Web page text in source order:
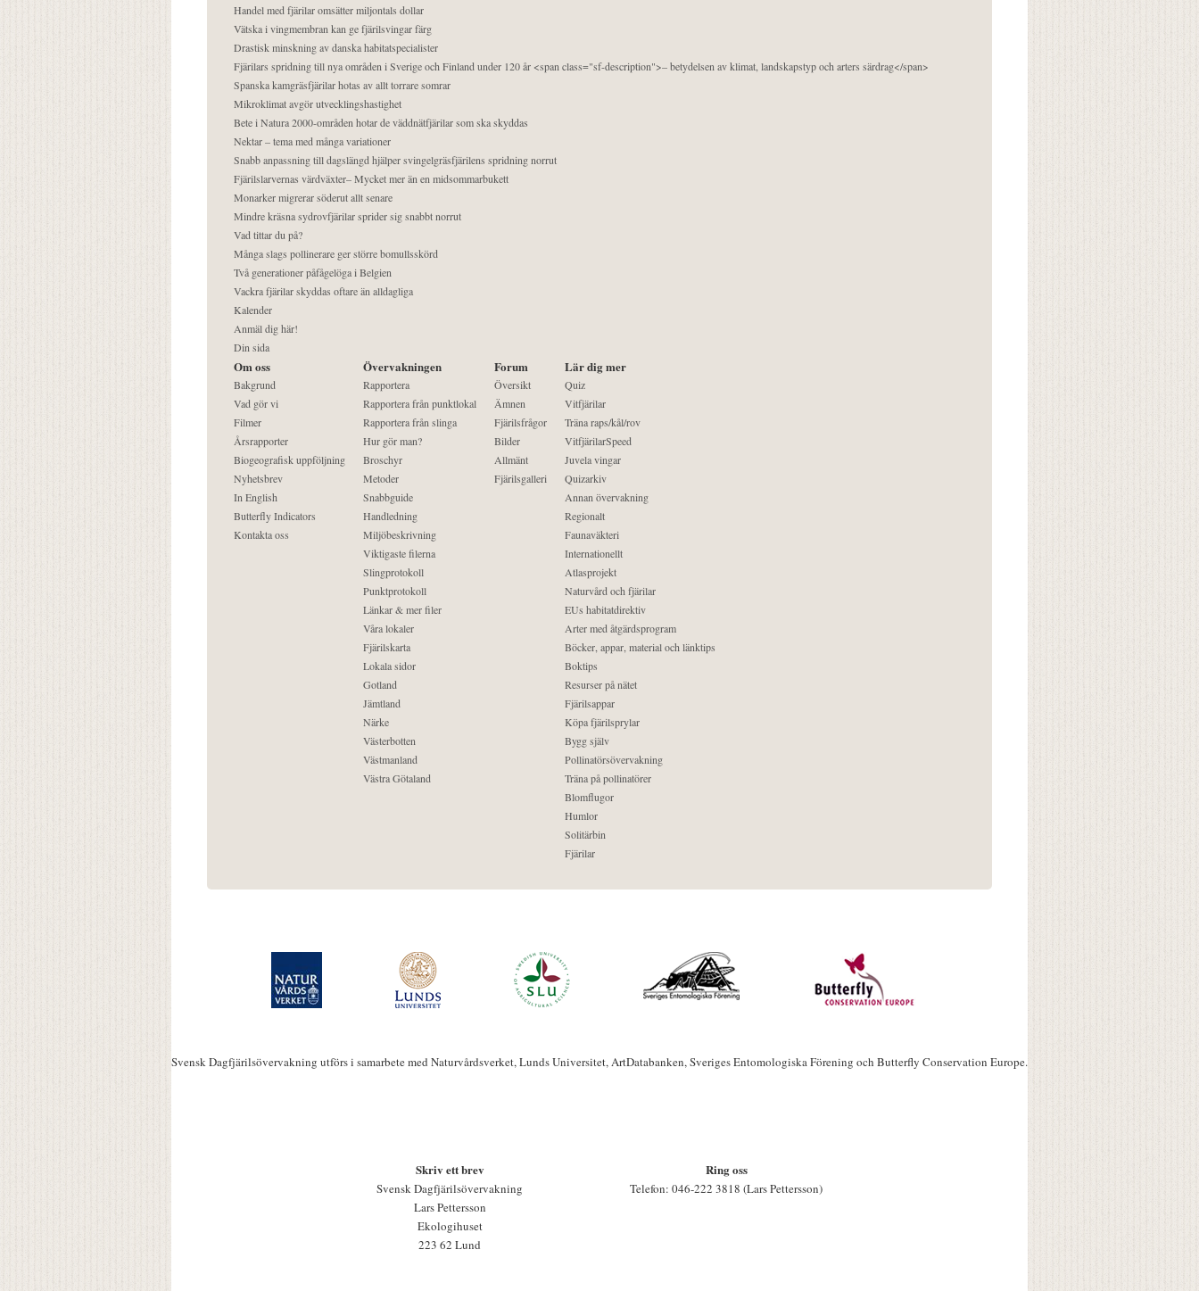
Handel med fjärilar omsätter miljontals dollar
Vätska i vingmembran kan ge fjärilsvingar färg
Drastisk minskning av danska habitatspecialister
Fjärilars spridning till nya områden i Sverige och Finland under 120 år <span class="sf-description">– betydelsen av klimat, landskapstyp och arters särdrag</span>
Spanska kamgräsfjärilar hotas av allt torrare somrar
Mikroklimat avgör utvecklingshastighet
Bete i Natura 2000-områden hotar de väddnätfjärilar som ska skyddas
Nektar – tema med många variationer
Snabb anpassning till dagslängd hjälper svingelgräsfjärilens spridning norrut
Fjärilslarvernas värdväxter– Mycket mer än en midsommarbukett
Monarker migrerar söderut allt senare
Mindre kräsna sydrovfjärilar sprider sig snabbt norrut
Vad tittar du på?
Många slags pollinerare ger större bomullsskörd
Två generationer påfågelöga i Belgien
Vackra fjärilar skyddas oftare än alldagliga
Kalender
Anmäl dig här!
Din sida
Om oss
Bakgrund
Vad gör vi
Filmer
Årsrapporter
Biogeografisk uppföljning
Nyhetsbrev
In English
Butterfly Indicators
Kontakta oss
Övervakningen
Rapportera
Rapportera från punktlokal
Rapportera från slinga
Hur gör man?
Broschyr
Metoder
Snabbguide
Handledning
Miljöbeskrivning
Viktigaste filerna
Slingprotokoll
Punktprotokoll
Länkar & mer filer
Våra lokaler
Fjärilskarta
Lokala sidor
Gotland
Jämtland
Närke
Västerbotten
Västmanland
Västra Götaland
Forum
Översikt
Ämnen
Fjärilsfrågor
Bilder
Allmänt
Fjärilsgalleri
Lär dig mer
Quiz
Vitfjärilar
Träna raps/kål/rov
VitfjärilarSpeed
Juvela vingar
Quizarkiv
Annan övervakning
Regionalt
Faunaväkteri
Internationellt
Atlasprojekt
Naturvård och fjärilar
EUs habitatdirektiv
Arter med åtgärdsprogram
Böcker, appar, material och länktips
Boktips
Resurser på nätet
Fjärilsappar
Köpa fjärilsprylar
Bygg själv
Pollinatörsövervakning
Träna på pollinatörer
Blomflugor
Humlor
Solitärbin
Fjärilar
Svensk Dagfjärilsövervakning utförs i samarbete med Naturvårdsverket, Lunds Universitet, ArtDatabanken, Sveriges Entomologiska Förening och Butterfly Conservation Europe.
Skriv ett brev
Svensk Dagfjärilsövervakning
Lars Pettersson
Ekologihuset
223 62 Lund
Ring oss
Telefon: 046-222 3818 (Lars Pettersson)